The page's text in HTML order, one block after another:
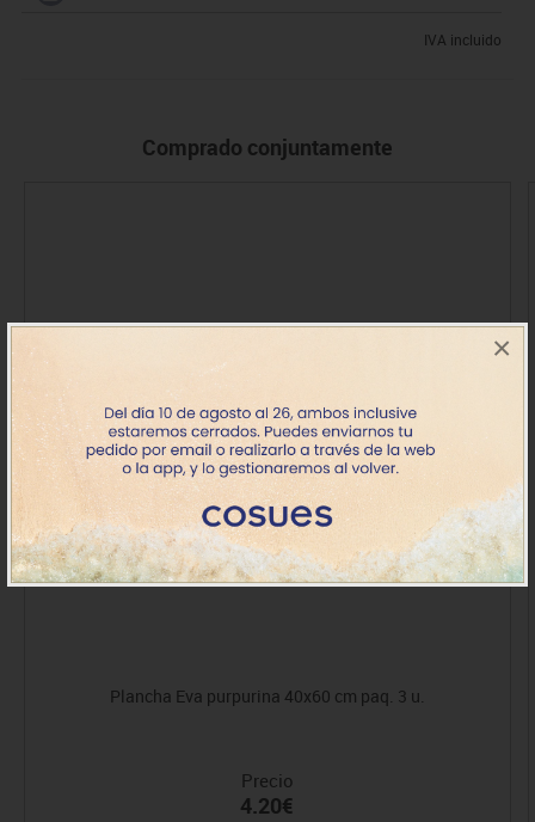
×
IVA incluido
Comprado conjuntamente
Plancha Eva purpurina 40x60 cm paq. 3 u.
Precio
4.20€